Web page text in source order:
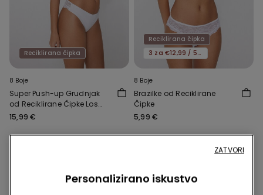
Reciklirana čipka
8 Boje
Super Push-up Grudnjak
od Reciklirane Čipke Los
Angeles
15,99 €
Reciklirana čipka
3 za €12,99 / 5 za €19,99
8 Boje
Brazilke od Reciklirane
Čipke
5,99 €
Personalizirano iskustvo
ZATVORI